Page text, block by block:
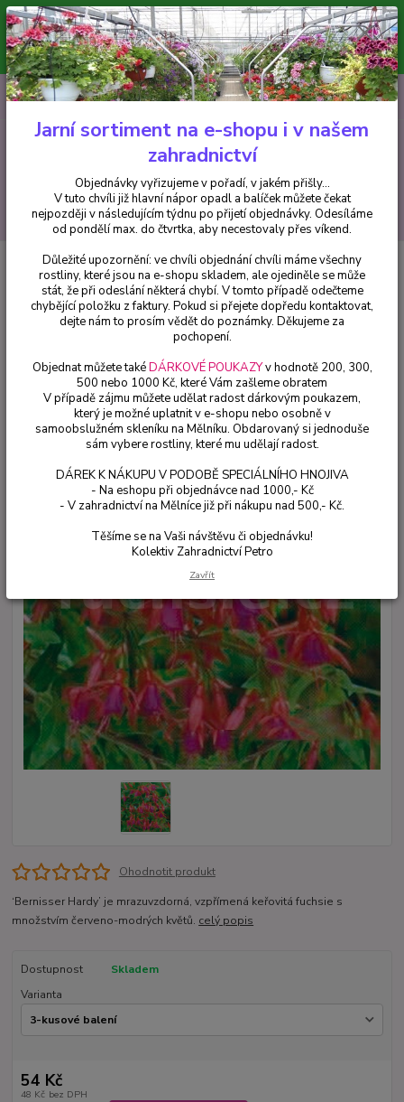
Minimální hodnota pro odeslání z e-shopu je 300 Kč.
V tuto chvíli již hlavní nápor objednávek opadl a balíček můžete čekat
nejpozději v následujícím týdnu po přijetí objednávky. Objednávky
vyřizujeme v pořadí, v jakém přišly...
CZK
Hledat
+420 602 223 614 0ks
za0 Kč
Fuchsie
Bernisser Hardy Fuchsie-mrazuvzdorná - cena za kus v 3-
kusovém balení
Bernisser Hardy Fuchsie-
mrazuvzdorná - cena za kus v 3-
kusovém balení
Ohodnotit produkt
‘Bernisser Hardy’ je mrazuvzdorná, vzpřímená keřovitá fuchsie s
množstvím červeno-modrých květů. celý popis
Dostupnost
Skladem
Varianta
54 Kč
48 Kč bez DPH
Jarní sortiment na e-shopu i v našem
zahradnictví
Objednávky vyřizujeme v pořadí, v jakém přišly...
V tuto chvíli již hlavní nápor opadl a balíček můžete čekat
nejpozději v následujícím týdnu po přijetí objednávky. Odesíláme
od pondělí max. do čtvrtka, aby necestovaly přes víkend.
Důležité upozornění: ve chvíli objednání chvíli máme všechny
rostliny, které jsou na e-shopu skladem, ale ojediněle se může
stát, že při odeslání některá chybí. V tomto případě odečteme
chybějící položku z faktury. Pokud si přejete dopředu kontaktovat,
dejte nám to prosím vědět do poznámky. Děkujeme za
pochopení.
Objednat můžete takéDÁRKOVÉ POUKAZYv hodnotě 200, 300,
500 nebo 1000 Kč, které Vám zašleme obratem
V případě zájmu můžete udělat radost dárkovým poukazem,
který je možné uplatnit v e-shopu nebo osobně v
samoobslužném skleníku na Mělníku. Obdarovaný si jednoduše
sám vybere rostliny, které mu udělají radost.
DÁREK K NÁKUPU V PODOBĚ SPECIÁLNÍHO HNOJIVA
- Na eshopu při objednávce nad 1000,- Kč
- V zahradnictví na Mělníce již při nákupu nad 500,- Kč.
Těšíme se na Vaši návštěvu či objednávku!
Kolektiv Zahradnictví Petro
Zavřít